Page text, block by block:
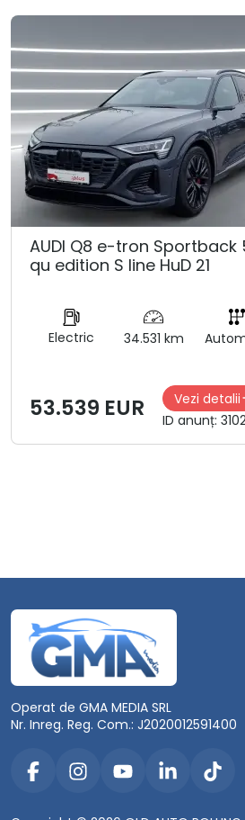
AUDI Q8 e-tron Sportback
qu edition S line HuD 21
Electric 34.531 km
53.539 EUR
Vezi detalii
ID anunț:
Operat de GMA MEDIA SRL
Nr. Inreg. Reg. Com.: J2020012591400